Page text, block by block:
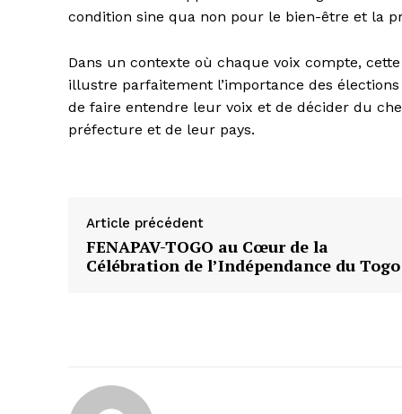
condition sine qua non pour le bien-être et la
Dans un contexte où chaque voix compte,
illustre parfaitement l’importance des
de faire entendre leur voix et de décider du
préfecture et de leur pays.
Article précédent
FENAPAV-TOGO au Cœur de la
Célébration de l’Indépendance du Togo